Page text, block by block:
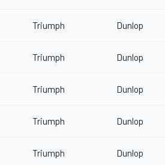
Triumph Dunlop
Triumph Dunlop
Triumph Dunlop
Triumph Dunlop
Triumph Dunlop